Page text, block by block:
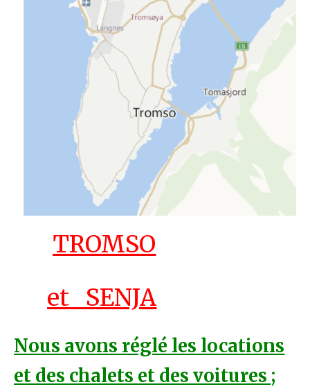
TROMSO
et SENJA
Nous avons réglé les locations
et des chalets et des voitures ;